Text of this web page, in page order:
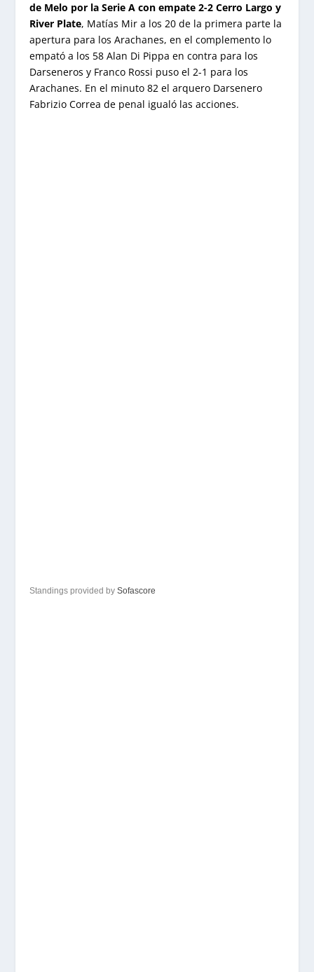
de Melo por la Serie A con empate 2-2 Cerro Largo y
River Plate, Matías Mir a los 20 de la primera parte la
apertura para los Arachanes, en el complemento lo
empató a los 58 Alan Di Pippa en contra para los
Darseneros y Franco Rossi puso el 2-1 para los
Arachanes. En el minuto 82 el arquero Darsenero
Fabrizio Correa de penal igualó las acciones.
Standings provided bySofascore